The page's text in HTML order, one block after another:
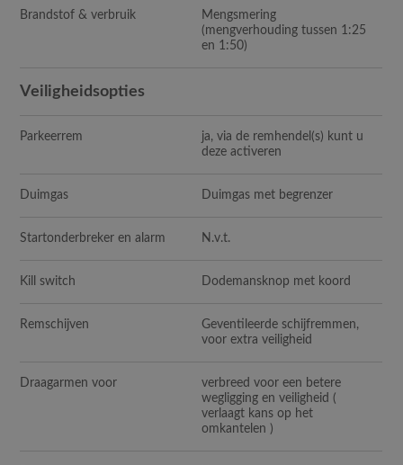
Brandstof & verbruik
Mengsmering
(mengverhouding tussen 1:25
en 1:50)
Veiligheidsopties
Parkeerrem
ja, via de remhendel(s) kunt u
deze activeren
Duimgas Duimgas met begrenzer
Startonderbreker en alarm N.v.t.
Kill switch Dodemansknop met koord
Remschijven
Geventileerde schijfremmen,
voor extra veiligheid
Draagarmen voor
verbreed voor een betere
wegligging en veiligheid (
verlaagt kans op het
omkantelen )